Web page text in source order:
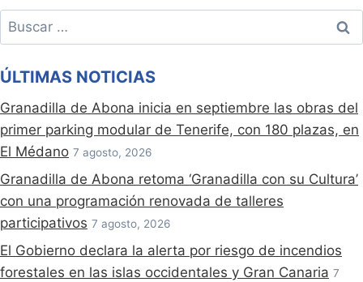
Buscar:
ÚLTIMAS NOTICIAS
Granadilla de Abona inicia en septiembre las obras del
primer parking modular de Tenerife, con 180 plazas, en
El Médano 7 agosto, 2026
Granadilla de Abona retoma ‘Granadilla con su Cultura’
con una programación renovada de talleres
participativos 7 agosto, 2026
El Gobierno declara la alerta por riesgo de incendios
forestales en las islas occidentales y Gran Canaria 7